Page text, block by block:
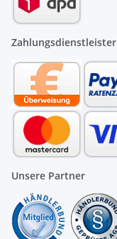
Zahlungsdienstleister
Unsere Partner